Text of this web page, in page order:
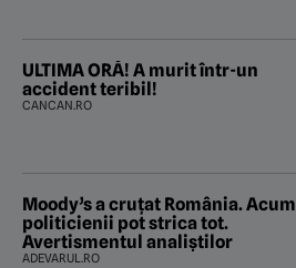
ULTIMA ORĂ! A murit într-un
accident teribil!
CANCAN.RO
Moody’s a cruțat România. Acum
politicienii pot strica tot.
Avertismentul analiștilor
ADEVARUL.RO